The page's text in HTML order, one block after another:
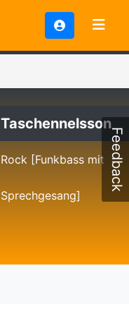
Taschennelsson
Rock [Funkbass mit
Sprechgesang]
Feedback